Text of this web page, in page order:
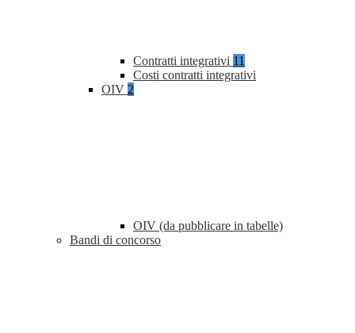
Contratti integrativi 11
Costi contratti integrativi
OIV 2
OIV (da pubblicare in tabelle)
Bandi di concorso